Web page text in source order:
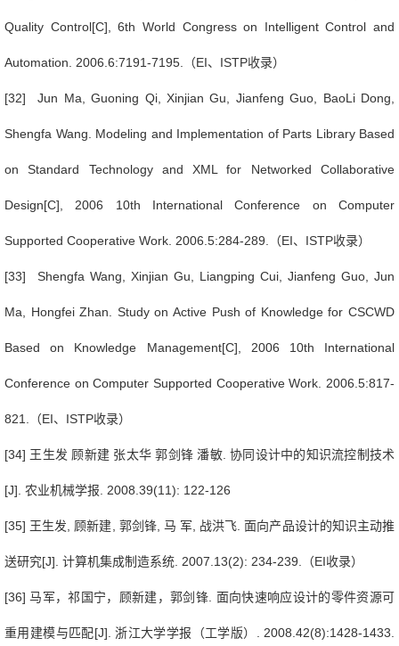
Quality Control[C], 6th World Congress on Intelligent Control and
Automation. 2006.6:7191-7195. （EI、 ISTP收录）
[32] Jun Ma, Guoning Qi, Xinjian Gu, Jianfeng Guo, BaoLi Dong,
Shengfa Wang. Modeling and Implementation of Parts Library Based
on Standard Technology and XML for Networked Collaborative
Design[C], 2006 10th International Conference on Computer
Supported Cooperative Work. 2006.5:284-289. （EI、 ISTP收录）
[33] Shengfa Wang, Xinjian Gu, Liangping Cui, Jianfeng Guo, Jun
Ma, Hongfei Zhan. Study on Active Push of Knowledge for CSCWD
Based on Knowledge Management[C], 2006 10th International
Conference on Computer Supported Cooperative Work. 2006.5:817-
821. （EI、 ISTP收录）
[34] 王生发 顾新建 张太华 郭剑锋 潘敏. 协同设计中的知识流控制技术
[J]. 农业机械学报 . 2008.39(11): 122-126
[35] 王生发 顾新建 郭剑锋, 马 军 战洪飞 .面向产品设计的知识主动推
送研究[J]. 计算机集成制造系统 . 2007.13(2): 234-239. （EI收录）
[36]马军，祁国宁，顾新建，郭剑锋 面向快速响应设计的零件资源可
重用建模与匹配[J].浙江大学学报（工学版） . 2008.42(8):1428-1433.